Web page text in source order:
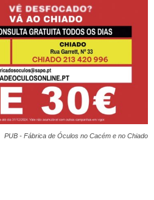
PUB - Fábrica de Óculos no Cacém e no Chiado